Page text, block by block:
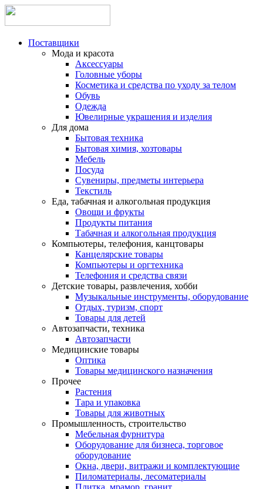
Поставщики
Мода и красота
Аксессуары
Головные уборы
Косметика и средства по уходу за телом
Обувь
Одежда
Ювелирные украшения и изделия
Для дома
Бытовая техника
Бытовая химия, хозтовары
Мебель
Посуда
Сувениры, предметы интерьера
Текстиль
Еда, табачная и алкогольная продукция
Овощи и фрукты
Продукты питания
Табачная и алкогольная продукция
Компьютеры, телефония, канцтовары
Канцелярские товары
Компьютеры и оргтехника
Телефония и средства связи
Детские товары, развлечения, хобби
Музыкальные инструменты, оборудование
Отдых, туризм, спорт
Товары для детей
Автозапчасти, техника
Автозапчасти
Медицинские товары
Оптика
Товары медицинского назначения
Прочее
Растения
Тара и упаковка
Товары для животных
Промышленность, строительство
Мебельная фурнитура
Оборудование для бизнеса, торговое
оборудование
Окна, двери, витражи и комплектующие
Пиломатериалы, лесоматериалы
Плитка, мрамор, гранит